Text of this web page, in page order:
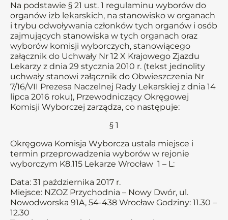
Na podstawie § 21 ust. 1 regulaminu wyborów do
organów izb lekarskich, na stanowisko w organach
i trybu odwoływania członków tych organów i osób
zajmujących stanowiska w tych organach oraz
wyborów komisji wyborczych, stanowiącego
załącznik do Uchwały Nr 12 X Krajowego Zjazdu
Lekarzy z dnia 29 stycznia 2010 r. (tekst jednolity
uchwały stanowi załącznik do Obwieszczenia Nr
7/16/VII Prezesa Naczelnej Rady Lekarskiej z dnia 14
lipca 2016 roku), Przewodniczący Okręgowej
Komisji Wyborczej zarządza, co następuje:
§ 1
Okręgowa Komisja Wyborcza ustala miejsce i
termin przeprowadzenia wyborów w rejonie
wyborczym K8.115 Lekarze Wrocław 1 – L:
Data: 31 października 2017 r.
Miejsce: NZOZ Przychodnia – Nowy Dwór, ul.
Nowodworska 91A, 54-438 Wrocław Godziny: 11.30 –
12.30